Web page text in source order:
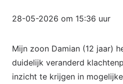
28-05-2026 om 15:36 uur
Mijn zoon Damian (12 jaar)
duidelijk veranderd
inzicht te krijgen in